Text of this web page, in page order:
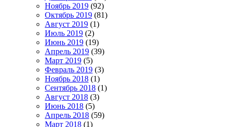
Ноябрь 2019 (92)
Октябрь 2019 (81)
Август 2019 (1)
Июль 2019 (2)
Июнь 2019 (19)
Апрель 2019 (39)
Март 2019 (5)
Февраль 2019 (3)
Ноябрь 2018 (1)
Сентябрь 2018 (1)
Август 2018 (3)
Июнь 2018 (5)
Апрель 2018 (59)
Март 2018 (1)